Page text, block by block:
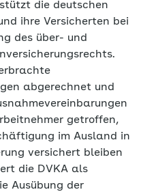
die deutschen
ihre Versicherten bei
des über- und
abgerechnet und
getroffen,
im Ausland in
versichert bleiben
die DVKA als
Ausübung der